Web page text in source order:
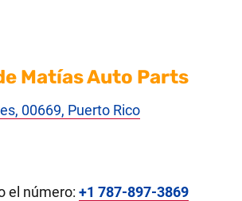
Matías Auto Parts
00669, Puerto Rico
el número: +1 787-897-3869